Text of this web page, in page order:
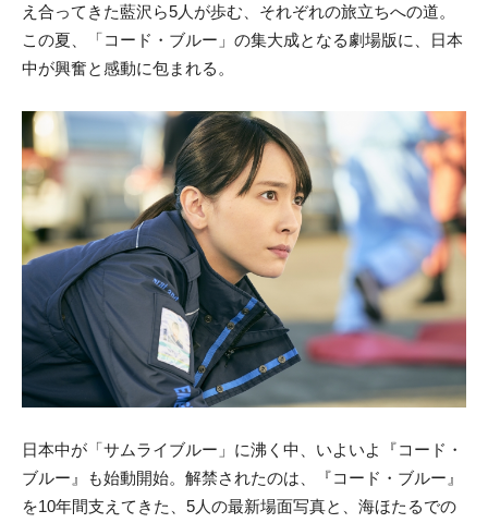
え合ってきた藍沢ら5人が歩む、それぞれの旅立ちへの道。
この夏、「コード・ブルー」の集大成となる劇場版に、日本
中が興奮と感動に包まれる。
日本中が「サムライブルー」に沸く中、いよいよ『コード・
ブルー』も始動開始。解禁されたのは、『コード・ブルー』
を10年間支えてきた、5人の最新場面写真と、海ほたるでの